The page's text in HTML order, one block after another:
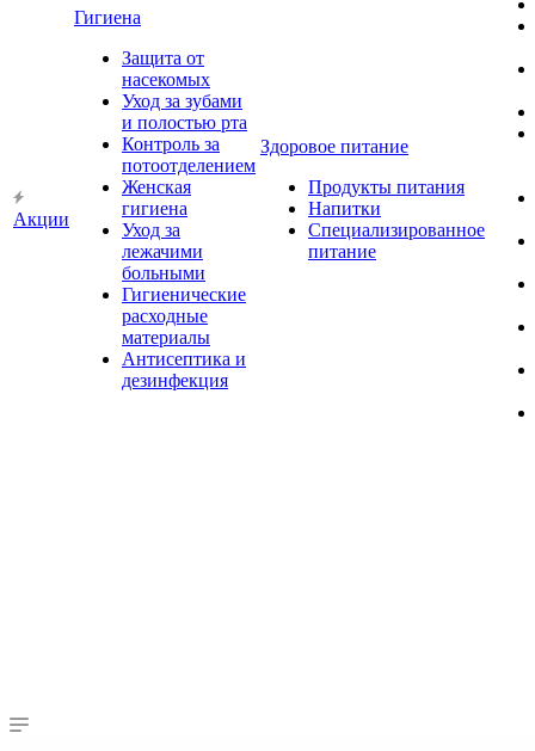
Акции
Гигиена
Защита от
насекомых
Уход за зубами
и полостью рта
Контроль за
потоотделением
Женская
гигиена
Уход за
лежачими
больными
Гигиенические
расходные
материалы
Антисептика и
дезинфекция
Здоровое питание
Продукты питания
Напитки
Специализированное
питание